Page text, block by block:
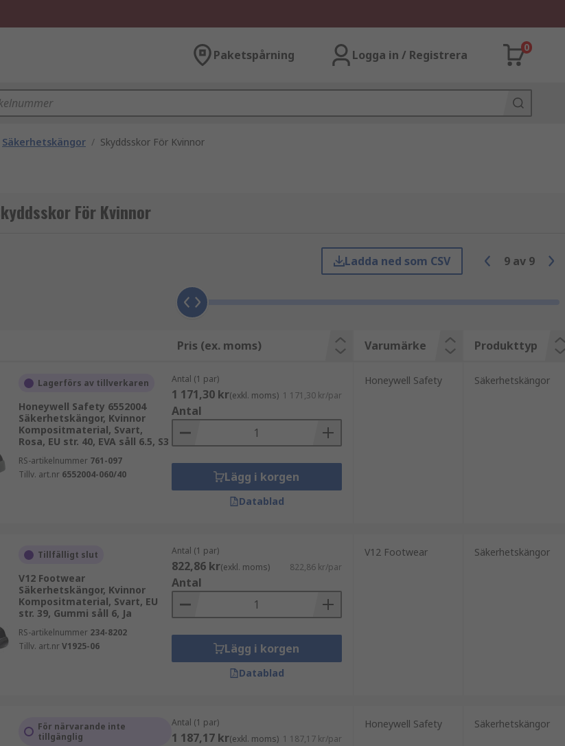
Paketspårning Logga in / Registrera
0
Säkerhetskängor / Skyddsskor För Kvinnor
För Kvinnor
Ladda ned som CSV 9 av 9
Pris (ex. moms) Varumärke Produkttyp
Lagerförs av tillverkaren
Honeywell Safety 6552004
Säkerhetskängor, Kvinnor
Kompositmaterial, Svart,
Rosa, EU str. 40, EVA såll 6.5, S3
RS-artikelnummer 761-097
Tillv. art.nr 6552004-060/40
Antal (1 par)
1 171,30 kr(exkl. moms) 1 171,30 kr/par
Antal
Lägg i korgen
Datablad
Honeywell Safety Säkerhetskängor
Tillfälligt slut
V12 Footwear
Säkerhetskängor, Kvinnor
Kompositmaterial, Svart, EU
str. 39, Gummi såll 6, Ja
RS-artikelnummer 234-8202
Tillv. art.nrV1925-06
Antal (1 par)
822,86 kr(exkl. moms) 822,86 kr/par
Antal
Lägg i korgen
Datablad
V12 Footwear Säkerhetskängor
För närvarande inte
tillgänglig
Antal (1 par)
1 187,17 kr(exkl. moms) 1 187,17 kr/par
Honeywell Safety Säkerhetskängor